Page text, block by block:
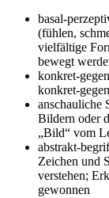
basal-
(fühlen,
vielfältige
bewegt
konkret-
konkret-
anschauliche
Bildern oder
„Bild“ vom
abstrakt-
Zeichen und
verstehen;
gewonnen